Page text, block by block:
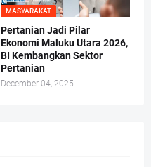
MASYARAKAT
Pertanian Jadi Pilar
Ekonomi Maluku Utara 2026,
BI Kembangkan Sektor
Pertanian
December 04, 2025